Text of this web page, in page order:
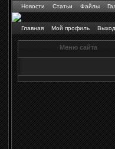
Новости Статьи Файлы
Главная Мой профиль Выход
Меню сайта